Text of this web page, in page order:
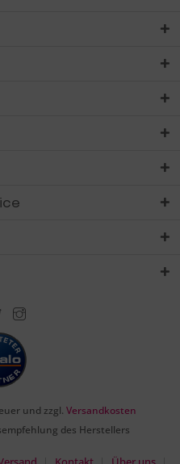
und zzgl. Versandkosten
des Herstellers